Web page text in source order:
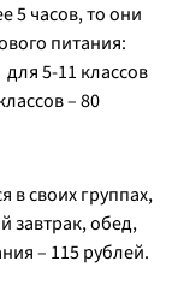
5 часов, то они
питания:
5-11 классов
– 80
своих группах,
завтрак, обед,
– 115 рублей.